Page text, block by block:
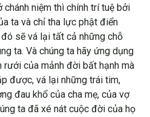
chánh niệm thì chính trí tuệ bởi
ta và chỉ tha lực phật điển
sẽ vá lại tất cả những chỗ
ta. Và chúng ta hãy ứng dụng
của mảnh đời bất hạnh mà
được, vá lại những trái tim,
đau khổ của cha mẹ, của vợ
ta đã xé nát cuộc đời của họ